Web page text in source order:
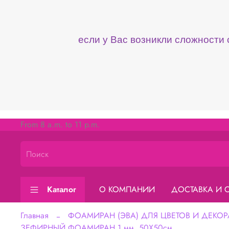
если у Вас возникли
From 8 a.m. to 11 p.m.
Каталог О КОМПАНИИ ДОСТАВКА И
Главная
ФОАМИРАН (ЭВА) ДЛЯ ЦВЕТОВ И